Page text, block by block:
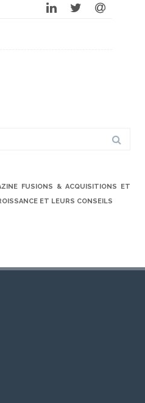
FUSIONS & ACQUISITIONS ET
ET LEURS CONSEILS